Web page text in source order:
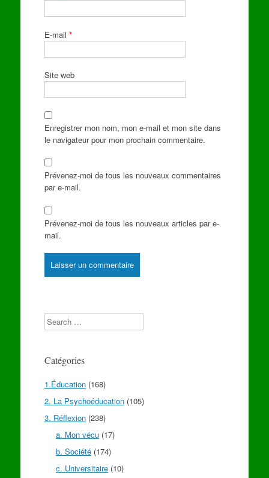
E-mail *
Site web
Enregistrer mon nom, mon e-mail et mon site dans
le navigateur pour mon prochain commentaire.
Prévenez-moi de tous les nouveaux commentaires
par e-mail.
Prévenez-moi de tous les nouveaux articles par e-
mail.
Search
Catégories
1.Éducation(168)
2. La Psychoéducation(105)
3. Réflexion(238)
a. Mon vécu (17)
b. Société (174)
c. Universitaire (10)